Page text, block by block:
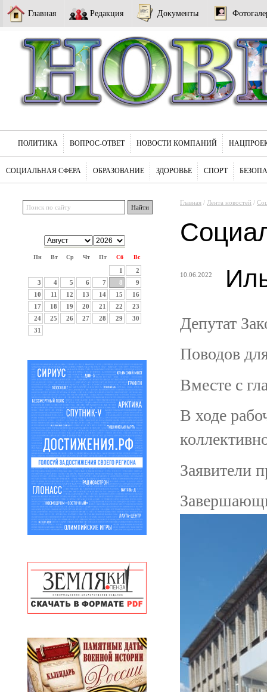
Главная Редакция Документы
ПОЛИТИКА ВОПРОС-ОТВЕТ НОВОСТИ КОМПАНИЙ
СОЦИАЛЬНАЯ СФЕРА ОБРАЗОВАНИЕ ЗДОРОВЬЕ СПОРТ
Пн Вт Ср Чт Пт Сб Вс
1
2
3
4 5 6 7 8
9
10
11 12 13 14 15
16
17
18 19 20 21 22
23
24
25 26 27 28 29
30
31
Главная / Лента новостей /
10.06.2022
Депутат
Поводов
Вместе с
В ходе
Заявители